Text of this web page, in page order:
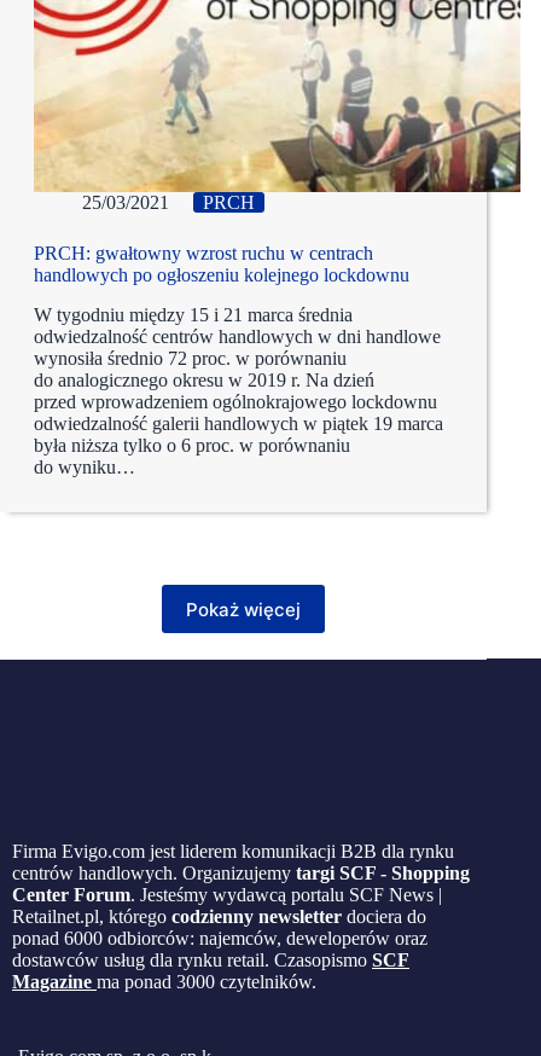
25/03/2021 PRCH
PRCH: gwałtowny wzrost ruchu w centrach
handlowych po ogłoszeniu kolejnego lockdownu
W tygodniu między 15 i 21 marca średnia
odwiedzalność centrów handlowych w dni handlowe
wynosiła średnio 72 proc. w porównaniu
do analogicznego okresu w 2019 r. Na dzień
przed wprowadzeniem ogólnokrajowego lockdownu
odwiedzalność galerii handlowych w piątek 19 marca
była niższa tylko o 6 proc. w porównaniu
do wyniku…
Pokaż więcej
Firma Evigo.com jest liderem komunikacji B2B dla rynku
centrów handlowych. Organizujemy targi SCF - Shopping
Center Forum. Jesteśmy wydawcą portalu SCF News |
Retailnet.pl, którego codzienny newsletter dociera do
ponad 6000 odbiorców: najemców, deweloperów oraz
dostawców usług dla rynku retail. Czasopismo SCF
Magazine ma ponad 3000 czytelników.